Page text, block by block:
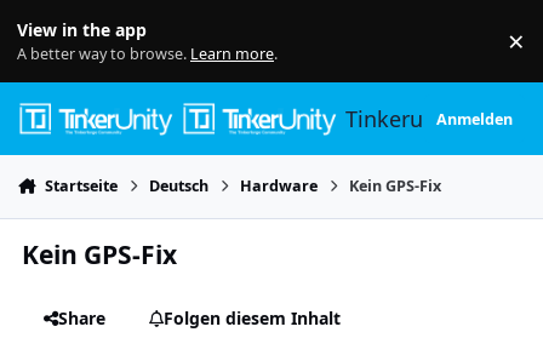
View in the app
A better way to browse. Learn more. ×
TinkerunityAnmelden
Startseite Deutsch Hardware Kein GPS-Fix
Kein GPS-Fix
Share
Folgen diesem Inhalt